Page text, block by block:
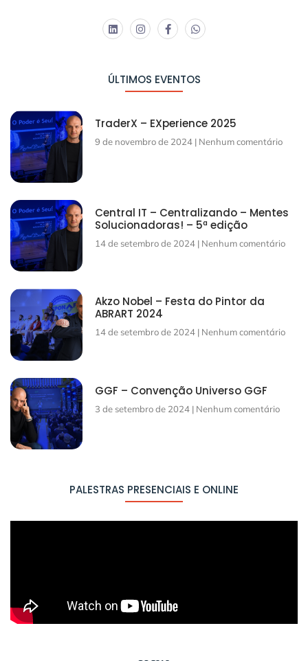
ÚLTIMOS EVENTOS
TraderX – EXperience 2025
9 de novembro de 2024 Nenhum comentário
Central IT – Centralizando – Mentes
Solucionadoras! – 5ª edição
14 de setembro de 2024 Nenhum comentário
Akzo Nobel – Festa do Pintor da
ABRART 2024
14 de setembro de 2024 Nenhum comentário
GGF – Convenção Universo GGF
3 de setembro de 2024 Nenhum comentário
PALESTRAS PRESENCIAIS E ONLINE